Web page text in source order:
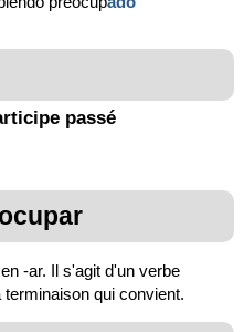
passé
-ar. Il s'agit d'un verbe
qui convient.